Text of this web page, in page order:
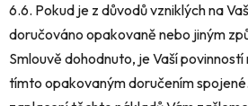
6.6. Pokud je z důvodů vzniklých na
doručováno opakovaně nebo jiným
Smlouvě dohodnuto, je Vaší
tímto opakovaným doručením